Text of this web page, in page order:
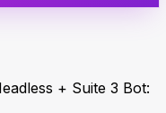
+ Suite 3 Bot: